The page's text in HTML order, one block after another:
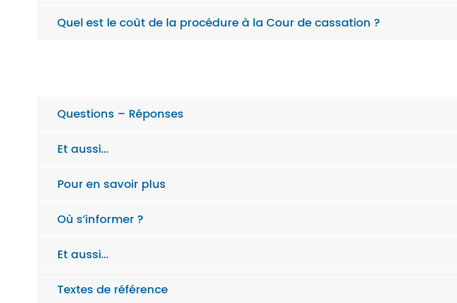
Quel est le coût de la procédure à la Cour de cassation ?
Questions – Réponses
Et aussi…
Pour en savoir plus
Où s’informer ?
Et aussi…
Textes de référence